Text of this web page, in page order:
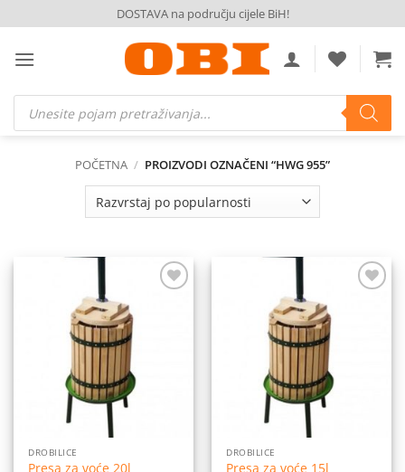
to
content
DOSTAVA na području cijele BiH!
Products
search
POČETNA / PROIZVODI OZNAČENI “HWG 955”
DROBILICE
Presa za voće 20l
DROBILICE
Presa za voće 15l